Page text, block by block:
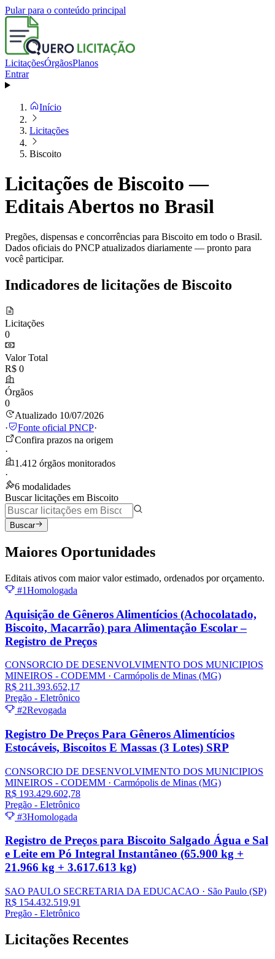
Pular para o conteúdo principal
LicitaçõesÓrgãosPlanos
Entrar
Início
Licitações
Biscoito
Licitações de Biscoito —
Editais Abertos no Brasil
Pregões, dispensas e concorrências para Biscoito em todo o Brasil.
Dados oficiais do PNCP atualizados diariamente — pronto para
você participar.
Indicadores de licitações de Biscoito
Licitações
0
Valor Total
R$ 0
Órgãos
0
Atualizado 10/07/2026
·
Fonte oficial PNCP·
Confira prazos na origem
·
1.412 órgãos monitorados
·
6 modalidades
Buscar licitações em Biscoito
Buscar
Maiores Oportunidades
Editais ativos com maior valor estimado, ordenados por orçamento.
#1Homologada
Aquisição de Gêneros Alimentícios (Achocolatado,
Biscoito, Macarrão) para Alimentação Escolar –
Registro de Preços
CONSORCIO DE DESENVOLVIMENTO DOS MUNICIPIOS
MINEIROS - CODEMM · Carmópolis de Minas (MG)
R$ 211.393.652,17
Pregão - Eletrônico
#2Revogada
Registro De Preços Para Gêneros Alimentícios
Estocáveis, Biscoitos E Massas (3 Lotes) SRP
CONSORCIO DE DESENVOLVIMENTO DOS MUNICIPIOS
MINEIROS - CODEMM · Carmópolis de Minas (MG)
R$ 193.429.602,78
Pregão - Eletrônico
#3Homologada
Registro de Preços para Biscoito Salgado Água e Sal
e Leite em Pó Integral Instantâneo (65.900 kg +
21.966 kg + 3.617.613 kg)
SAO PAULO SECRETARIA DA EDUCACAO · São Paulo (SP)
R$ 154.432.519,91
Pregão - Eletrônico
Licitações Recentes